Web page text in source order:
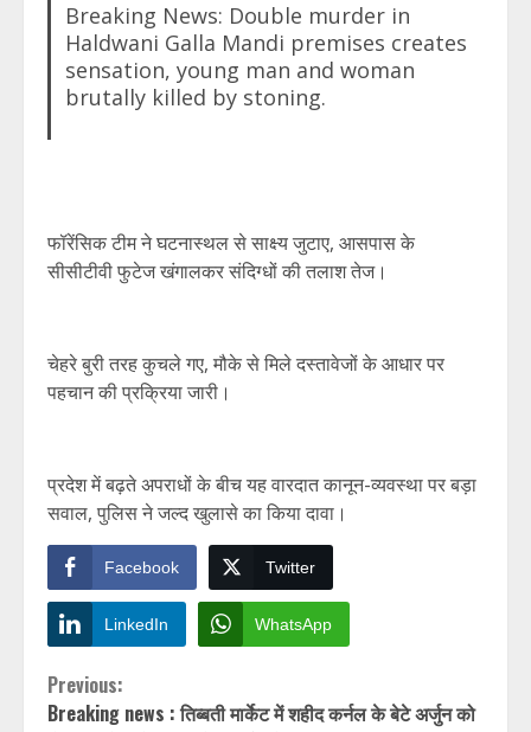
Breaking News: Double murder in
Haldwani Galla Mandi premises creates
sensation, young man and woman
brutally killed by stoning.
फॉरेंसिक टीम ने घटनास्थल से साक्ष्य जुटाए, आसपास के
सीसीटीवी फुटेज खंगालकर संदिग्धों की तलाश तेज।
चेहरे बुरी तरह कुचले गए, मौके से मिले दस्तावेजों के आधार पर
पहचान की प्रक्रिया जारी।
प्रदेश में बढ़ते अपराधों के बीच यह वारदात कानून-व्यवस्था पर बड़ा
सवाल, पुलिस ने जल्द खुलासे का किया दावा।
Facebook Twitter
LinkedIn WhatsApp
Continue
Previous:
Breaking news : तिब्बती मार्केट में शहीद कर्नल के बेटे अर्जुन को